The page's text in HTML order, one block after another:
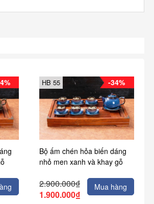
-34%
HB 55
Bộ ấm chén hỏa biến dáng
nhỏ men xanh và khay gỗ
2.900.000₫
1.900.000₫
Mua hàng